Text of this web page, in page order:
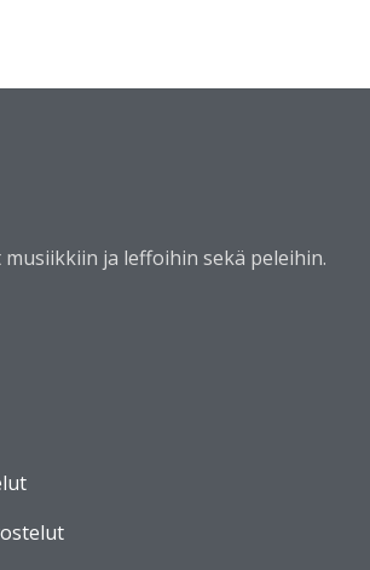
ja leffoihin sekä peleihin.